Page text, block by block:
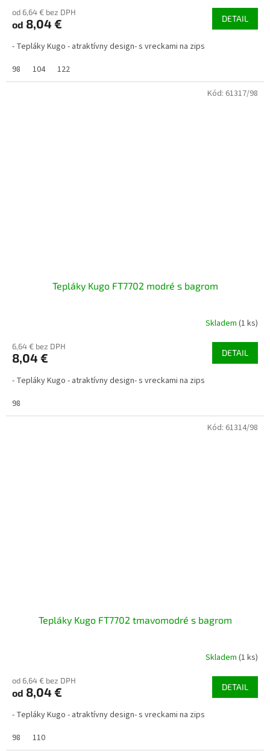
od 6,64 € bez DPH
od 8,04 € DETAIL
- Tepláky Kugo - atraktívny design- s vreckami na zips
98
104 122
Tepláky Kugo FT7702 modré s bagrom
Skladem (1 ks)
6,64 € bez DPH
8,04 € DETAIL
- Tepláky Kugo - atraktívny design- s vreckami na zips
98
Kód: 61317/98
Tepláky Kugo FT7702 tmavomodré s bagrom
Skladem (1 ks)
od 6,64 € bez DPH
od 8,04 € DETAIL
- Tepláky Kugo - atraktívny design- s vreckami na zips
98
110
Kód: 61314/98